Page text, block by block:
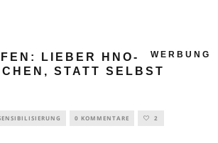
LIEBER HNO-
STATT SELBST
WERBUNG
0 KOMMENTARE 2